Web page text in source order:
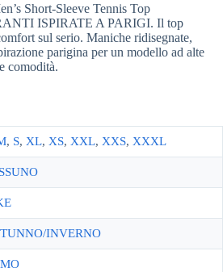
Short-Sleeve Tennis Top
ISPIRATE A PARIGI. Il top
sul serio. Maniche ridisegnate,
parigina per un modello ad alte
comodità.
, S, XL, XS, XXL, XXS, XXXL
INVERNO